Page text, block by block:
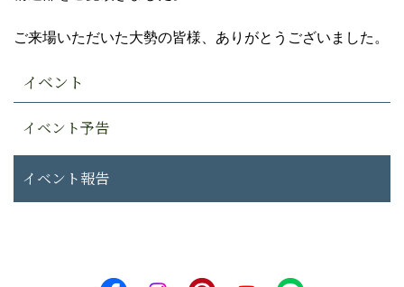
ご来場いただいた大勢の皆様、ありがとうございました。
イベント
イベント予告
イベント報告